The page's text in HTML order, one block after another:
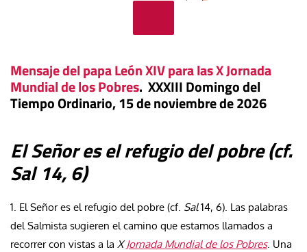
Mensaje del papa León XIV para las X Jornada
Mundial de los Pobres. XXXIII Domingo del
Tiempo Ordinario, 15 de noviembre de 2026
El Señor es el refugio del pobre (cf.
Sal 14, 6)
1. El Señor es el refugio del pobre (cf. Sal14, 6). Las palabras
del Salmista sugieren el camino que estamos llamados a
recorrer con vistas a la XJornada Mundial de los Pobres. Una